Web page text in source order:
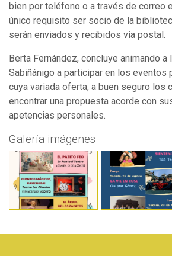
bien por teléfono o a través de correo
único requisito ser socio de la
serán enviados y recibidos vía postal.
Berta Fernández, concluye animando
Sabiñánigo a participar en los eventos
cuya variada oferta, a buen seguro los
encontrar una propuesta acorde con
apetencias personales.
Galería imágenes